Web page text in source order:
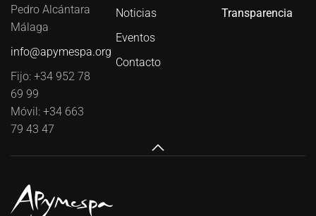
Pedro Alcántara
Málaga
info@apymespa.org
Fijo: +34 952 78
69 99
Móvil: +34 663
79 43 47
Noticias
Eventos
Contacto
Transparencia